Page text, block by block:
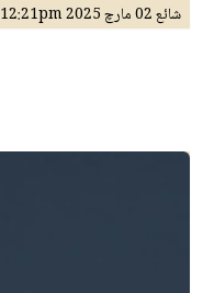
شائع02 مارچ 2025 12:21pm